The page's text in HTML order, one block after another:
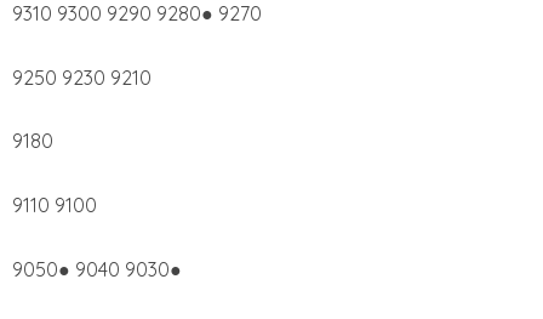
9310 9300 9290 9280● 9270
9250 9230 9210
9180
9110 9100
9050● 9040 9030●